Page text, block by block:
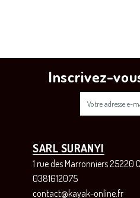
Inscrivez-
SARL SURANYI
1 rue des Marronniers 25220
0381612075
contact@kayak-online.fr